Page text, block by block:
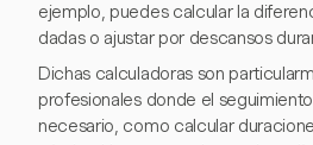
ejemplo, puedes calcular la
dadas o ajustar por descansos
Dichas calculadoras son
profesionales donde el
necesario, como calcular